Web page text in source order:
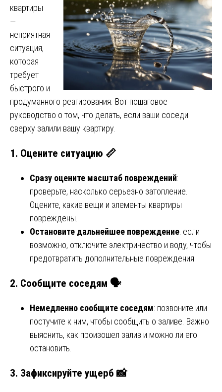
квартиры
—
неприятная
ситуация,
которая
требует
быстрого и
продуманного реагирования. Вот пошаговое
руководство о том, что делать, если ваши соседи
сверху залили вашу квартиру.
1. Оцените ситуацию 📏
Сразу оцените масштаб повреждений:
проверьте, насколько серьезно затопление.
Оцените, какие вещи и элементы квартиры
повреждены.
Остановите дальнейшее повреждение: если
возможно, отключите электричество и воду, чтобы
предотвратить дополнительные повреждения.
2. Сообщите соседям 🗣️
Немедленно сообщите соседям: позвоните или
постучите к ним, чтобы сообщить о заливе. Важно
выяснить, как произошел залив и можно ли его
остановить.
3. Зафиксируйте ущерб 📸